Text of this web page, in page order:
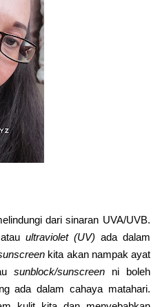
dari sinaran UVA/UVB.
atauultraviolet (UV) ada dalam
kita akan nampak ayat
sunblock/sunscreen ni boleh
ada dalam cahaya matahari.